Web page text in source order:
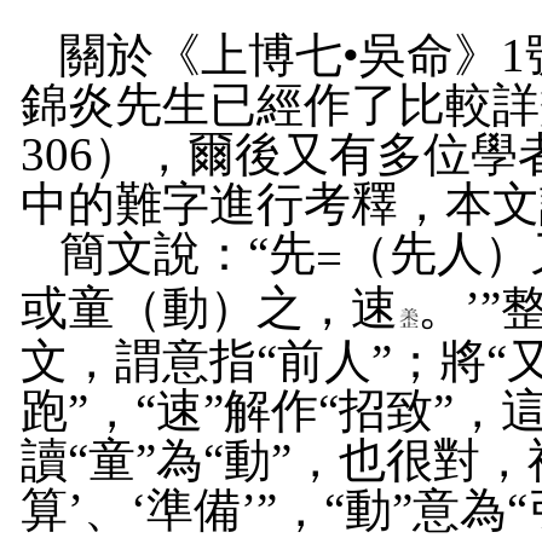
關於《上博七•吳命》 1
錦炎先生已經作了比較
306） ，爾後又有多位學
中的難字進行考釋 ，本文
簡文說 ： “先= （先人
或童（動）之，速 。’”
文，謂意指“前人”；將“
跑”， “速”解作“招致” ，
讀“童”為“動”，也很對，
算’、‘準備’”， “動”意為